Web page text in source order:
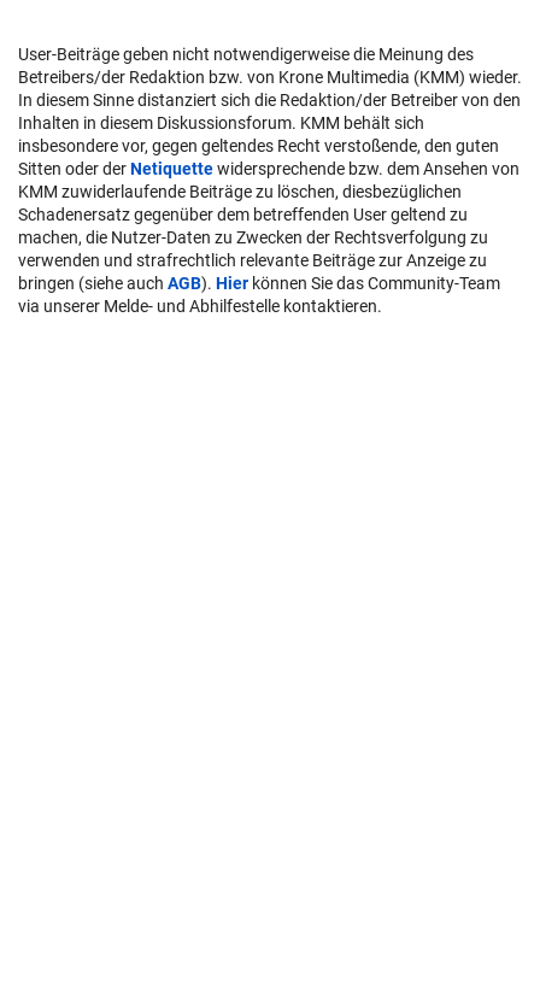
User-Beiträge geben nicht notwendigerweise die Meinung des
Betreibers/der Redaktion bzw. von Krone Multimedia (KMM) wieder.
In diesem Sinne distanziert sich die Redaktion/der Betreiber von den
Inhalten in diesem Diskussionsforum. KMM behält sich
insbesondere vor, gegen geltendes Recht verstoßende, den guten
Sitten oder derNetiquettewidersprechende bzw. dem Ansehen von
KMM zuwiderlaufende Beiträge zu löschen, diesbezüglichen
Schadenersatz gegenüber dem betreffenden User geltend zu
machen, die Nutzer-Daten zu Zwecken der Rechtsverfolgung zu
verwenden und strafrechtlich relevante Beiträge zur Anzeige zu
bringen (siehe auch AGB). Hier können Sie das Community-Team
via unserer Melde- und Abhilfestelle kontaktieren.